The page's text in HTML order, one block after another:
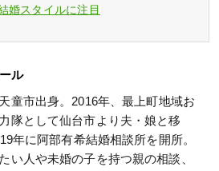
婚スタイルに注目
ル
童市出身。2016年、最上町地域お
隊として仙台市より夫・娘と移
年に阿部有希結婚相談所を開所。
い人や未婚の子を持つ親の相談、